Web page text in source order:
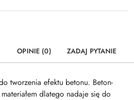
OPINIE (0) ZADAJ PYTANIE
tworzenia efektu betonu. Beton-
dlatego nadaje się do